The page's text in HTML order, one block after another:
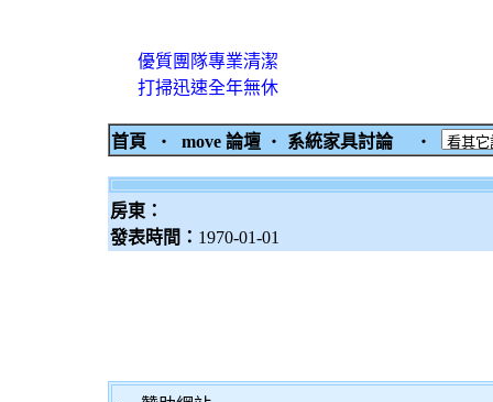
優質團隊專業清潔
打掃迅速全年無休
首頁 ‧ move 論壇 ‧ 系統家具討論 ‧
房東：
發表時間： 1970-01-01